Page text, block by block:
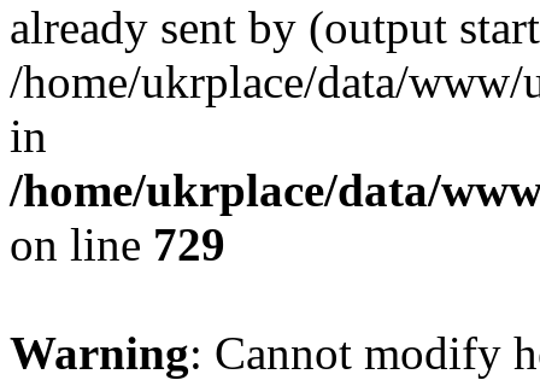
already sent by (output
/home/ukrplace/data/
in
/home/ukrplace/data/
on line 729
Warning: Cannot modify